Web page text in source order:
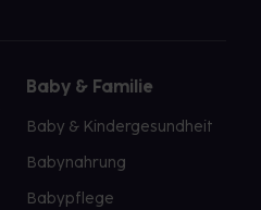
Baby & Familie
Baby & Kindergesundheit
Babynahrung
Babypflege